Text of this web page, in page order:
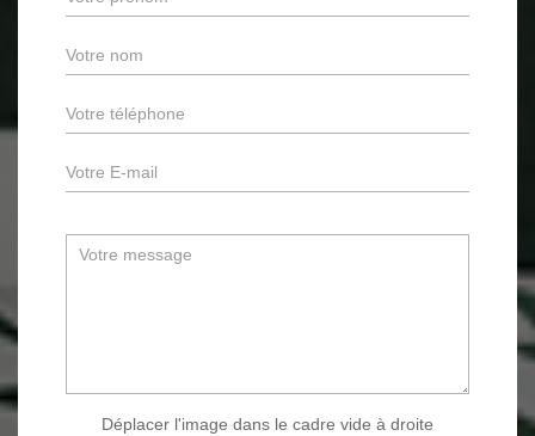
Déplacer l'image dans le cadre vide à droite